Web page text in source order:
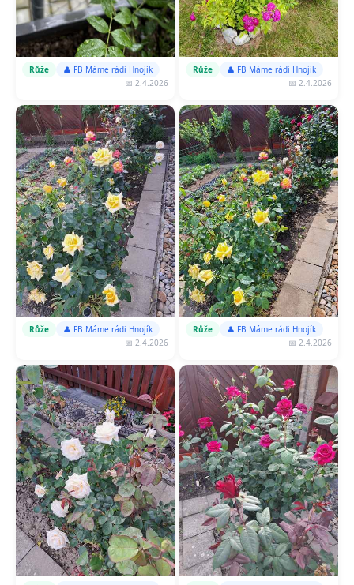
Růže
👤 FB Máme rádi Hnojík
📅 2.4.2026
Růže
👤 FB Máme rádi Hnojík
📅 2.4.2026
Růže
👤 FB Máme rádi Hnojík
📅 2.4.2026
Růže
👤 FB Máme rádi Hnojík
📅 2.4.2026